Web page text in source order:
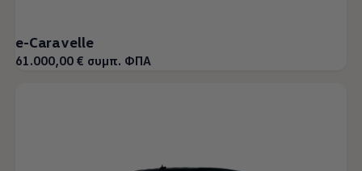
e-Caravelle
61.000,00 € συμπ. ΦΠΑ